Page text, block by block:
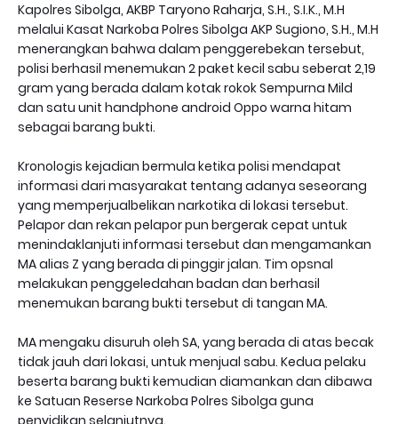
Kapolres Sibolga, AKBP Taryono Raharja, S.H., S.I.K., M.H
melalui Kasat Narkoba Polres Sibolga AKP Sugiono, S.H., M.H
menerangkan bahwa dalam penggerebekan tersebut,
polisi berhasil menemukan 2 paket kecil sabu seberat 2,19
gram yang berada dalam kotak rokok Sempurna Mild
dan satu unit handphone android Oppo warna hitam
sebagai barang bukti.
Kronologis kejadian bermula ketika polisi mendapat
informasi dari masyarakat tentang adanya seseorang
yang memperjualbelikan narkotika di lokasi tersebut.
Pelapor dan rekan pelapor pun bergerak cepat untuk
menindaklanjuti informasi tersebut dan mengamankan
MA alias Z yang berada di pinggir jalan. Tim opsnal
melakukan penggeledahan badan dan berhasil
menemukan barang bukti tersebut di tangan MA.
MA mengaku disuruh oleh SA, yang berada di atas becak
tidak jauh dari lokasi, untuk menjual sabu. Kedua pelaku
beserta barang bukti kemudian diamankan dan dibawa
ke Satuan Reserse Narkoba Polres Sibolga guna